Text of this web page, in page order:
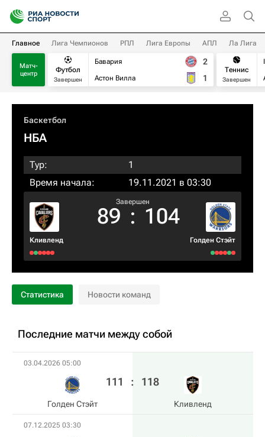
Главное Лига Чемпионов РПЛ Лига Европы АПЛ Ла Лига
Матч-
центр
Футбол
Завершен
Бавария
Астон Вилла
2
1
Теннис
Завершен
Баскетбол
НБА
Тур:
1
Время начала:
19.11.2021 в 03:30
Кливленд
Завершен
89 : 104
Голден Стэйт
Статистика Новости команд
Последние матчи между собой
03.04.2026 05:00
Голден Стэйт
111 : 118
Кливленд
07.12.2025 03:30